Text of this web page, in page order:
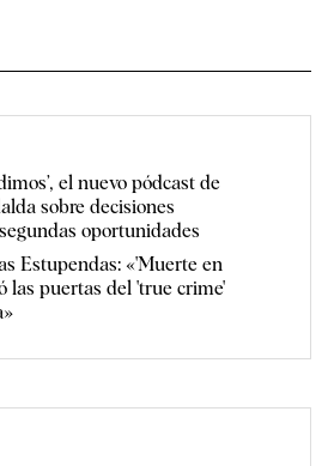
el nuevo pódcast de
sobre decisiones
oportunidades
Estupendas: «'Muerte en
las puertas del 'true crime'